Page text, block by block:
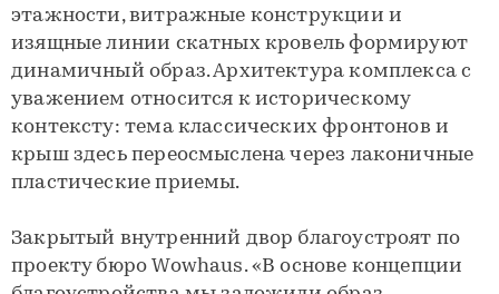
этажности, витражные конструкции и
изящные линии скатных кровель формируют
динамичный образ. Архитектура комплекса с
уважением относится к историческому
контексту: тема классических фронтонов и
крыш здесь переосмыслена через лаконичные
пластические приемы.
Закрытый внутренний двор благоустроят по
проекту бюро Wowhaus. «В основе концепции